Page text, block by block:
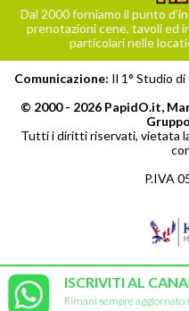
ISCRIVITI AL
Rimani sempre aggiornato
Dal 2000 forniamo il punto
prenotazioni cene, tavoli ed
particolari nelle
Comunicazione: Il 1° Studio
© 2000 - 2026 PapidO.it,
Tutti i diritti riservati, vietata
P.IVA